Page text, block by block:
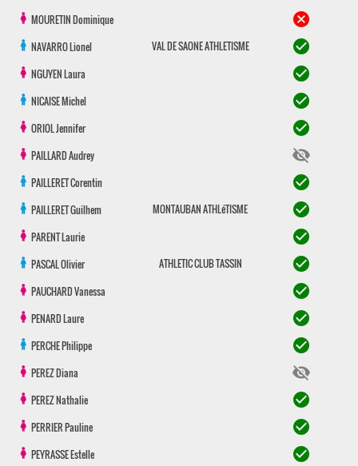
MOURETINDominique cancel
NAVARROLionel VAL DE SAONE ATHLETISME check_circle
NGUYENLaura check_circle
NICAISEMichel check_circle
ORIOLJennifer check_circle
PAILLARDAudrey visibility_off
PAILLERETCorentin check_circle
PAILLERETGuilhem MONTAUBAN ATHLéTISME check_circle
PARENTLaurie check_circle
PASCALOlivier ATHLETIC CLUB TASSIN check_circle
PAUCHARDVanessa check_circle
PENARDLaure check_circle
PERCHEPhilippe check_circle
PEREZDiana visibility_off
PEREZNathalie check_circle
PERRIERPauline check_circle
PEYRASSEEstelle check_circle